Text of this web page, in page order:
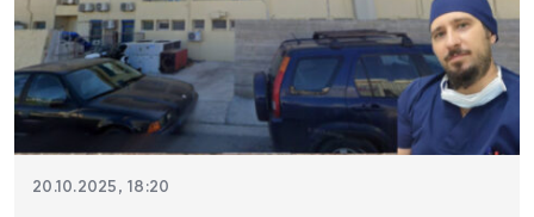
20.10.2025, 18:20